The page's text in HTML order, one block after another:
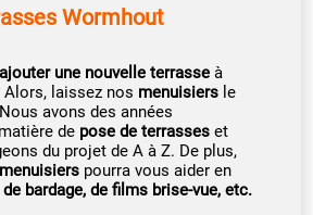
Wormhout
ajouter une nouvelle terrasse à
laissez nos menuisiers le
avons des années
de pose de terrasses et
du projet de A à Z. De plus,
menuisiers pourra vous aider en
bardage, de films brise-vue, etc.